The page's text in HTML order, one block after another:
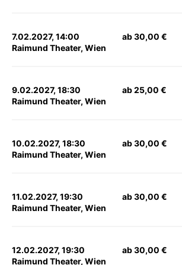
7.02.2027, 14:00
Raimund Theater, Wien
ab 30,00 €
9.02.2027, 18:30
Raimund Theater, Wien
ab 25,00 €
10.02.2027, 18:30
Raimund Theater, Wien
ab 30,00 €
11.02.2027, 19:30
Raimund Theater, Wien
ab 30,00 €
12.02.2027, 19:30
Raimund Theater, Wien
ab 30,00 €